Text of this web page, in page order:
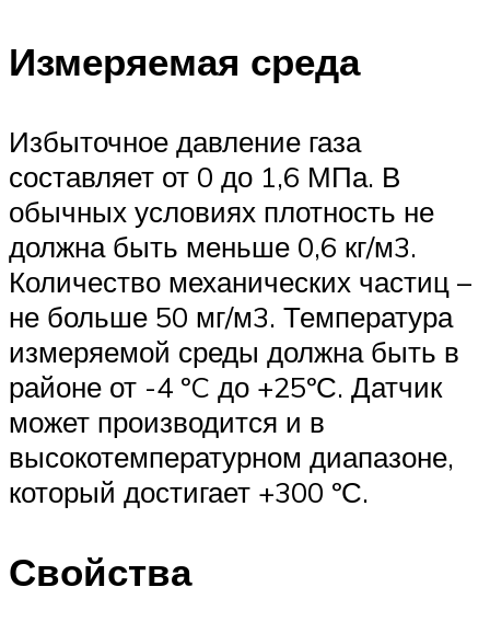
Измеряемая среда
Избыточное давление газа
составляет от 0 до 1,6 МПа. В
обычных условиях плотность не
должна быть меньше 0,6 кг/м3.
Количество механических частиц –
не больше 50 мг/м3. Температура
измеряемой среды должна быть в
районе от -4 ºC до +25ºС. Датчик
может производится и в
высокотемпературном диапазоне,
который достигает +300 ºС.
Свойства